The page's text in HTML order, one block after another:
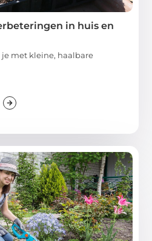
in huis en
je met kleine, haalbare